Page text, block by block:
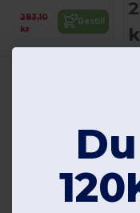
283,10
kr
Bestill